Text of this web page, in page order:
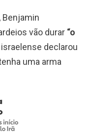
Benjamin
vão durar “o
israelense declarou
uma arma